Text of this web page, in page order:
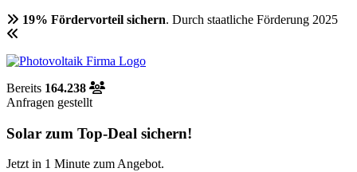
19% Fördervorteil sichern. Durch staatliche Förderung 2025
Bereits 164.238
Anfragen gestellt
Solar zum Top-Deal sichern!
Jetzt in 1 Minute zum Angebot.